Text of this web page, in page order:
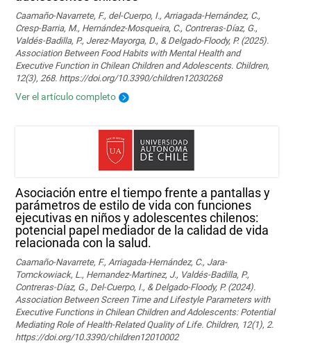
Caamaño-Navarrete, F., del-Cuerpo, I., Arriagada-Hernández, C.,
Cresp-Barria, M., Hernández-Mosqueira, C., Contreras-Díaz, G.,
Valdés-Badilla, P., Jerez-Mayorga, D., & Delgado-Floody, P. (2025).
Association Between Food Habits with Mental Health and
Executive Function in Chilean Children and Adolescents. Children,
12(3), 268. https://doi.org/10.3390/children12030268
Ver el artículo completo
Asociación entre el tiempo frente a pantallas y
parámetros de estilo de vida con funciones
ejecutivas en niños y adolescentes chilenos:
potencial papel mediador de la calidad de vida
relacionada con la salud.
Caamaño-Navarrete, F., Arriagada-Hernández, C., Jara-
Tomckowiack, L., Hernandez-Martinez, J., Valdés-Badilla, P.,
Contreras-Díaz, G., Del-Cuerpo, I., & Delgado-Floody, P. (2024).
Association Between Screen Time and Lifestyle Parameters with
Executive Functions in Chilean Children and Adolescents: Potential
Mediating Role of Health-Related Quality of Life. Children, 12(1), 2.
https://doi.org/10.3390/children12010002